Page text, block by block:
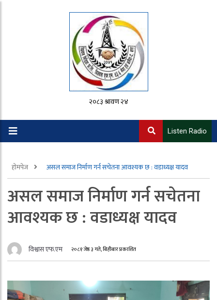
२०८३ श्रावण २४
Listen Radio
होमपेज असल समाज निर्माण गर्न सचेतना आवश्यक छ : वडाध्यक्ष यादव
असल समाज निर्माण गर्न सचेतना
आवश्यक छ : वडाध्यक्ष यादव
विश्वास एफ.एम २०८१ जेष्ठ ३ गते, बिहीबार प्रकाशित